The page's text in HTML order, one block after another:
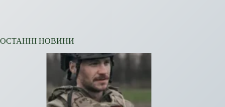
ОСТАННІ НОВИНИ